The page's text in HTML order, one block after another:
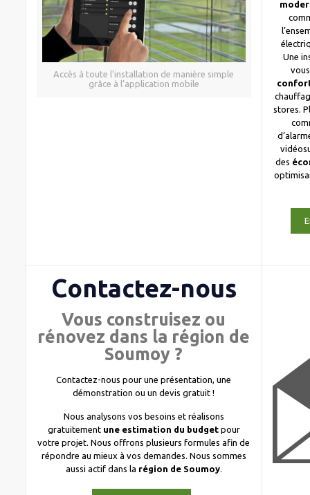
Accès à toute l’installation de manière simple
grâce à l’application mobile
Une
stores.
des
Contactez-nous
Vous construisez ou
rénovez dans la région de
Soumoy ?
Contactez-nous pour une présentation, une
démonstration ou un devis gratuit !
Nous analysons vos besoins et réalisons
gratuitement une estimation du budgetpour
votre projet. Nous offrons plusieurs formules afin de
répondre au mieux à vos demandes. Nous sommes
aussi actif dans la région de Soumoy.